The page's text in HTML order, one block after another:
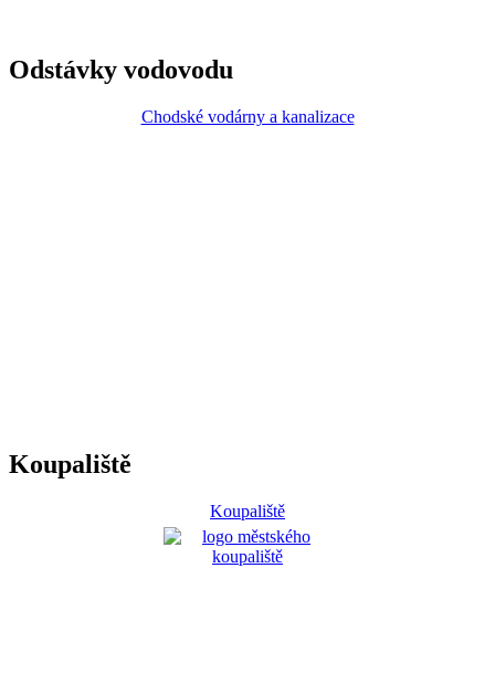
Odstávky vodovodu
Chodské vodárny a kanalizace
Koupaliště
Koupaliště